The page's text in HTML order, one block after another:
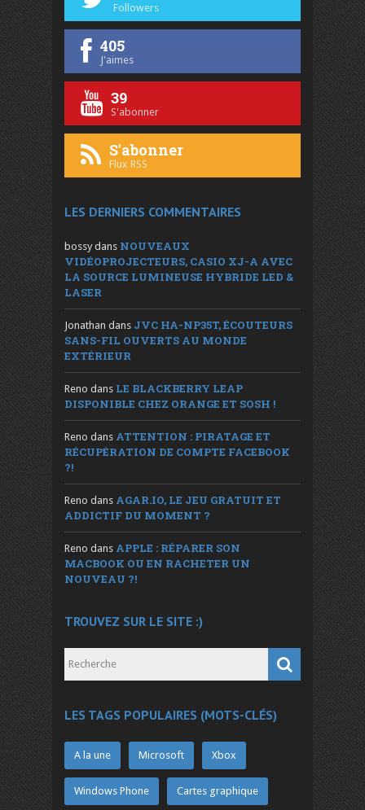
Followers
405
J'aimes
39
S'abonner
S'abonner
Flux RSS
LES DERNIERS COMMENTAIRES
bossy dans NOUVEAUX
VIDÉOPROJECTEURS, CASIO XJ-A AVEC
LA SOURCE LUMINEUSE HYBRIDE LED &
LASER
Jonathan dans JVC HA-NP35T, ÉCOUTEURS
SANS-FIL OUVERTS AU MONDE
EXTÉRIEUR
Reno dans LE BLACKBERRY LEAP
DISPONIBLE CHEZ ORANGE ET SOSH !
Reno dans ATTENTION : PIRATAGE ET
RÉCUPÉRATION DE COMPTE FACEBOOK
?!
Reno dans AGAR.IO, LE JEU GRATUIT ET
ADDICTIF DU MOMENT ?
Reno dans APPLE : RÉPARER SON
MACBOOK OU EN RACHETER UN
NOUVEAU ?!
TROUVEZ SUR LE SITE :)
LES TAGS POPULAIRES (MOTS-CLÉS)
A la une Microsoft Xbox
Windows Phone Cartes graphique